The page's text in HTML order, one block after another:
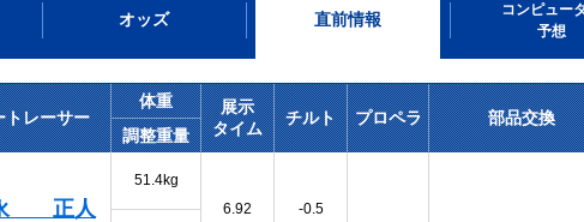
オッズ 直前情報
コンピュー
予想
トレーサー
体重
展示
タイム
チルト プロペラ 部品交換
調整重量
正人
51.4kg
6.92
-0.5